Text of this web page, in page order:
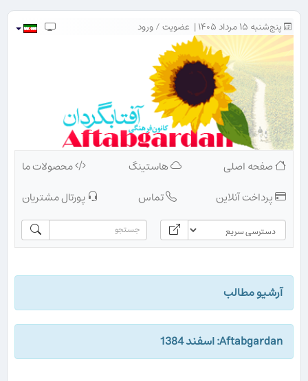
پنج‌شنبه ۱۵ مرداد ۱۴۰۵ | عضویت/ورود
صفحه اصلی هاستینگ
محصولات ما
پرداخت آنلاین
تماس پورتال مشتریان
آرشیو مطالب
Aftabgardan: اسفند 1384